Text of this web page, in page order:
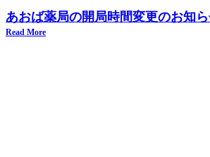
あおば薬局の開局時間変更のお知
Read More